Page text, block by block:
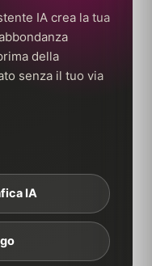
IA crea la tua
della
senza il tuo via
IA